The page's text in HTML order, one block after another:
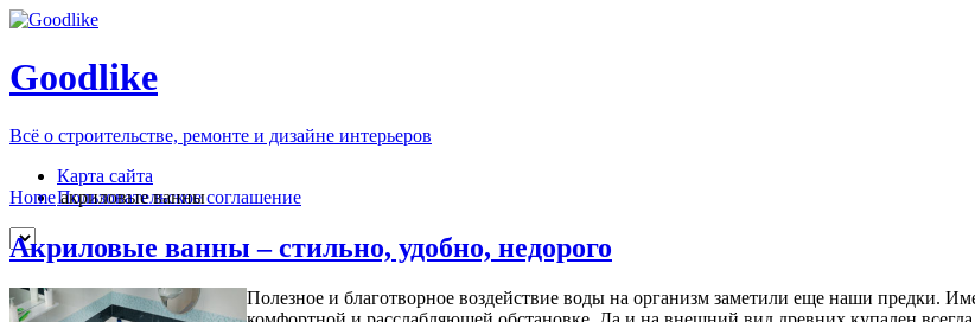
Goodlike
Всё о строительстве, ремонте и дизайне интерьеров
Карта сайта
Пользовательское соглашение
Home акриловые ванны
Акриловые ванны – стильно, удобно, недорого
Полезное и благотворное воздействие воды на организм заметили еще наши предки.